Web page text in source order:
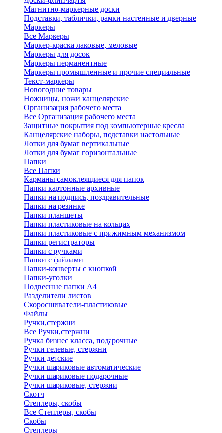
Магнитно-маркерные доски
Подставки, таблички, рамки настенные и дверные
Маркеры
Все Маркеры
Маркер-краска лаковые, меловые
Маркеры для досок
Маркеры перманентные
Маркеры промышленные и прочие специальные
Текст-маркеры
Новогодние товары
Ножницы, ножи канцелярские
Организация рабочего места
Все Организация рабочего места
Защитные покрытия под компьютерные кресла
Канцелярские наборы, подставки настольные
Лотки для бумаг вертикальные
Лотки для бумаг горизонтальные
Папки
Все Папки
Карманы самоклеящиеся для папок
Папки картонные архивные
Папки на подпись, поздравительные
Папки на резинке
Папки планшеты
Папки пластиковые на кольцах
Папки пластиковые с прижимным механизмом
Папки регистраторы
Папки с ручками
Папки с файлами
Папки-конверты с кнопкой
Папки-уголки
Подвесные папки А4
Разделители листов
Скоросшиватели-пластиковые
Файлы
Ручки,стержни
Все Ручки,стержни
Ручка бизнес класса, подарочные
Ручки гелевые, стержни
Ручки детские
Ручки шариковые автоматические
Ручки шариковые подарочные
Ручки шариковые, стержни
Скотч
Степлеры, скобы
Все Степлеры, скобы
Скобы
Степлеры